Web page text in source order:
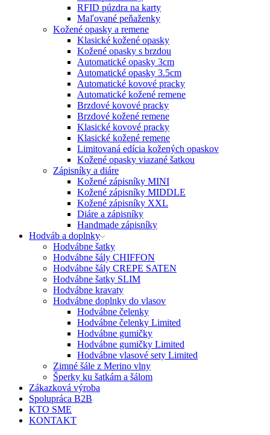
RFID púzdra na karty
Maľované peňaženky
Kožené opasky a remene
Klasické kožené opasky
Kožené opasky s brzdou
Automatické opasky 3cm
Automatické opasky 3.5cm
Automatické kovové pracky
Automatické kožené remene
Brzdové kovové pracky
Brzdové kožené remene
Klasické kovové pracky
Klasické kožené remene
Limitovaná edícia kožených opaskov
Kožené opasky viazané šatkou
Zápisníky a diáre
Kožené zápisníky MINI
Kožené zápisníky MIDDLE
Kožené zápisníky XXL
Diáre a zápisníky
Handmade zápisníky
Hodváb a doplnky
Hodvábne šatky
Hodvábne šály CHIFFON
Hodvábne šály CREPE SATEN
Hodvábne šatky SLIM
Hodvábne kravaty
Hodvábne doplnky do vlasov
Hodvábne čelenky
Hodvábne čelenky Limited
Hodvábne gumičky
Hodvábne gumičky Limited
Hodvábne vlasové sety Limited
Zimné šále z Merino vlny
Šperky ku šatkám a šálom
Zákazková výroba
Spolupráca B2B
KTO SME
KONTAKT